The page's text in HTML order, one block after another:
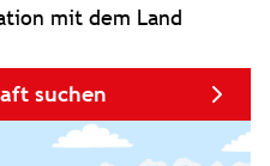
mit dem Land
suchen